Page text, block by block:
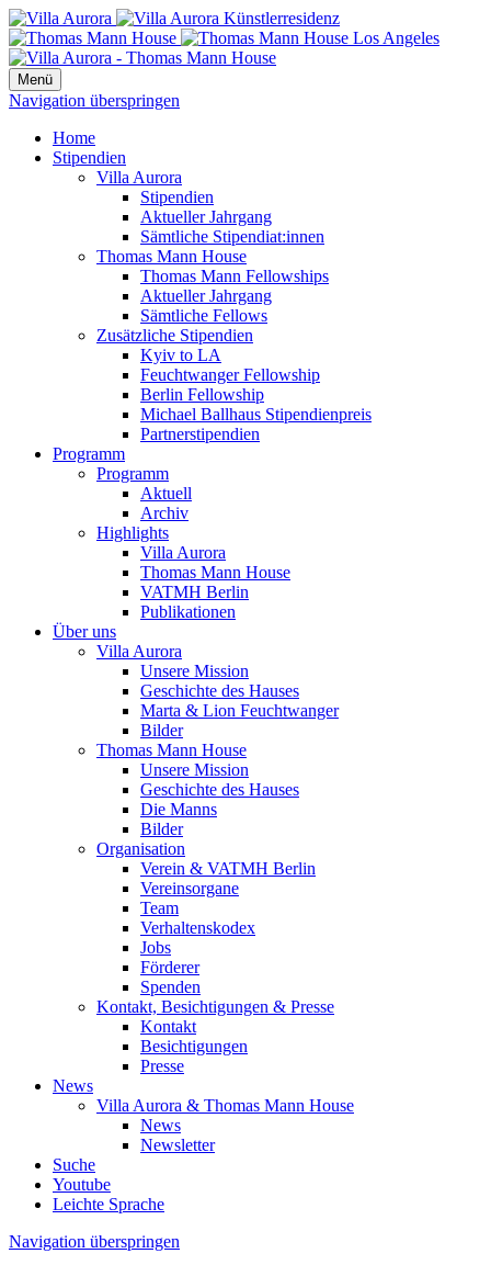
Menü
Navigation überspringen
Home
Stipendien
Villa Aurora
Stipendien
Aktueller Jahrgang
Sämtliche Stipendiat:innen
Thomas Mann House
Thomas Mann Fellowships
Aktueller Jahrgang
Sämtliche Fellows
Zusätzliche Stipendien
Kyiv to LA
Feuchtwanger Fellowship
Berlin Fellowship
Michael Ballhaus Stipendienpreis
Partnerstipendien
Programm
Programm
Aktuell
Archiv
Highlights
Villa Aurora
Thomas Mann House
VATMH Berlin
Publikationen
Über uns
Villa Aurora
Unsere Mission
Geschichte des Hauses
Marta & Lion Feuchtwanger
Bilder
Thomas Mann House
Unsere Mission
Geschichte des Hauses
Die Manns
Bilder
Organisation
Verein & VATMH Berlin
Vereinsorgane
Team
Verhaltenskodex
Jobs
Förderer
Spenden
Kontakt, Besichtigungen & Presse
Kontakt
Besichtigungen
Presse
News
Villa Aurora & Thomas Mann House
News
Newsletter
Suche
Youtube
Leichte Sprache
Navigation überspringen